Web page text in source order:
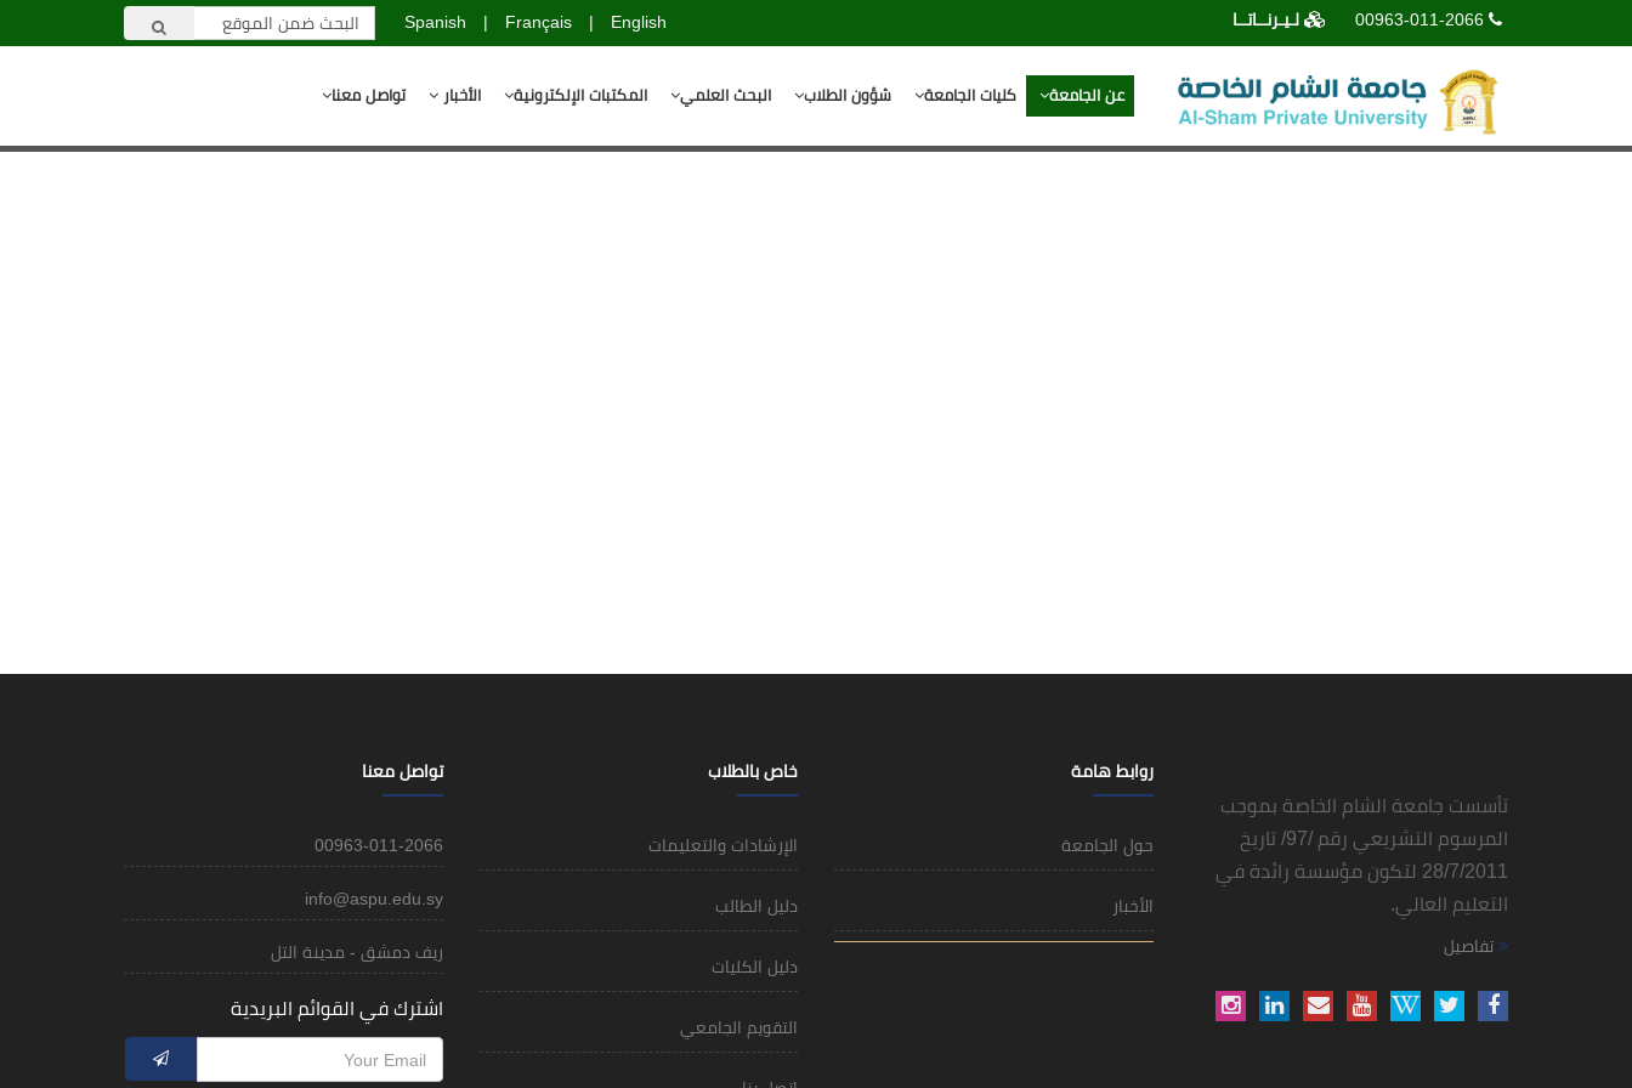
00963-011-2066 لـيـرنــاتــا English
|
Français
|
Spanish
عن الجامعة كليات الجامعة شؤون الطلاب البحث العلمي المكتبات الإلكترونية الأخبار تواصل معنا
تأسست جامعة الشام الخاصة بموجب
المرسوم التشريعي رقم /97/ تاريخ
28/7/2011 لتكون مؤسسة رائدة في
التعليم العالي.
تفاصيل
روابط هامة
حول الجامعة
الأخبار
خاص بالطلاب
الإرشادات والتعليمات
دليل الطالب
دليل الكليات
التقويم الجامعي
تواصل معنا
00963-011-2066
info@aspu.edu.sy
ريف دمشق - مدينة التل
اشترك في القوائم البريدية